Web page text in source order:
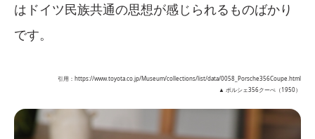
はドイツ民族共通の思想が感じられるものばかり
です。
引用：https://www.toyota.co.jp/Museum/collections/list/data/0058_Porsche356Coupe.html
▲ ポルシェ356クーぺ（1950）